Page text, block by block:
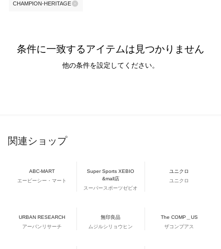
CHAMPION-HERITAGE
条件に一致するアイテムは見つかりません
他の条件を設定してください。
関連ショップ
ABC-MART
エービーシー・マート
Super Sports XEBIO
&mall店
スーパースポーツゼビオ
ユニクロ
ユニクロ
URBAN RESEARCH
アーバンリサーチ
無印良品
ムジルシリョウヒン
The COMP＿US
ザコンプアス